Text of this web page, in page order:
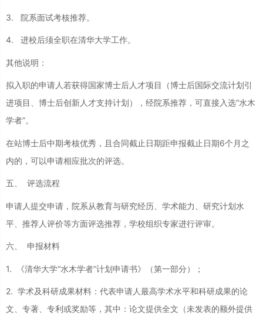
3. 院系面试考核推荐。
4. 进校后须全职在清华大学工作。
其他说明：
拟入职的申请人若获得国家博士后人才项目（博士后国际交流计划引
进项目、博士后创新人才支持计划），经院系推荐，可直接入选“水木
学者”。
在站博士后中期考核优秀，且合同截止日期距申报截止日期6个月之
内的，可以申请相应批次的评选。
五、 评选流程
申请人提交申请，院系从教育与研究经历、学术能力、研究计划水
平、推荐人评价等方面评选推荐，学校组织专家进行评审。
六、 申报材料
1. 《清华大学“水木学者”计划申请书》（第一部分）；
2. 学术及科研成果材料：代表申请人最高学术水平和科研成果的论
文、专著、专利或奖励等，其中：论文提供全文（未发表的额外提供